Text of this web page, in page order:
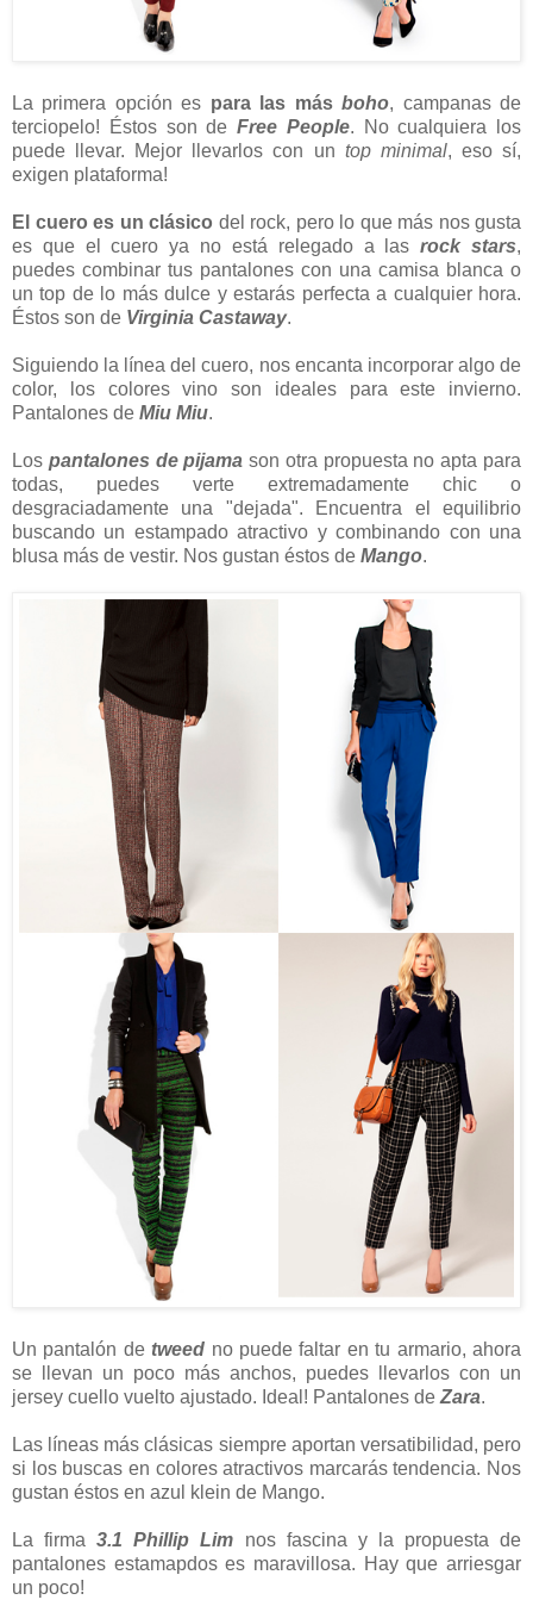
La primera opción es para las másboho, campanas de
terciopelo! Éstos son de Free People. No cualquiera los
puede llevar. Mejor llevarlos con un top minimal, eso sí,
exigen plataforma!
El cuero es un clásico del rock, pero lo que más nos gusta
es que el cuero ya no está relegado a lasrock stars,
puedes combinar tus pantalones con una camisa blanca o
un top de lo más dulce y estarás perfecta a cualquier hora.
Éstos son de Virginia Castaway.
Siguiendo la línea del cuero, nos encanta incorporar algo de
color, los colores vino son ideales para este invierno.
Pantalones de Miu Miu.
Los pantalones de pijama son otra propuesta no apta para
todas, puedes verte extremadamente chic o
desgraciadamente una "dejada". Encuentra el equilibrio
buscando un estampado atractivo y combinando con una
blusa más de vestir. Nos gustan éstos de Mango.
Un pantalón de tweed no puede faltar en tu armario, ahora
se llevan un poco más anchos, puedes llevarlos con un
jersey cuello vuelto ajustado. Ideal! Pantalones de Zara.
Las líneas más clásicas siempre aportan versatibilidad, pero
si los buscas en colores atractivos marcarás tendencia. Nos
gustan éstos en azul klein de Mango.
La firma3.1 Phillip Lim nos fascina y la propuesta de
pantalones estamapdos es maravillosa. Hay que arriesgar
un poco!